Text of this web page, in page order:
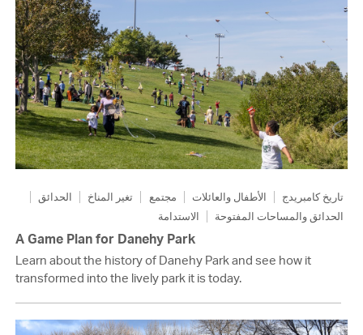
تاريخ كامبريدج الأطفال والعائلات مجتمع تغير المناخ
الحدائق
الحدائق والمساحات المفتوحة
الاستدامة
A Game Plan for Danehy Park
Learn about the history of Danehy Park and see how it
transformed into the lively park it is today.